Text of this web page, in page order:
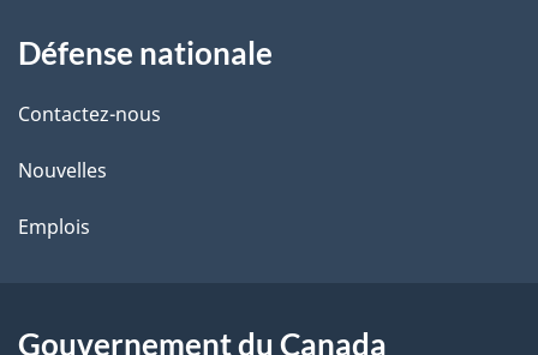
i
l
s
d
l
propos
de
ce
site
Défense nationale
Contactez-nous
Nouvelles
Emplois
Gouvernement du Canada